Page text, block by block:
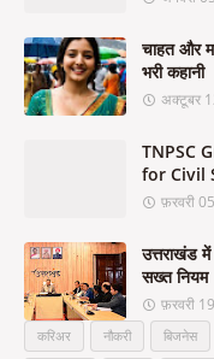
चाहत और
भरी कहानी
अक्टूबर
TNPSC
for Civil
फ़रवरी
उत्तराखंड में
सख्त नियम
फ़रवरी
करिअर नौकरी बिजनेस